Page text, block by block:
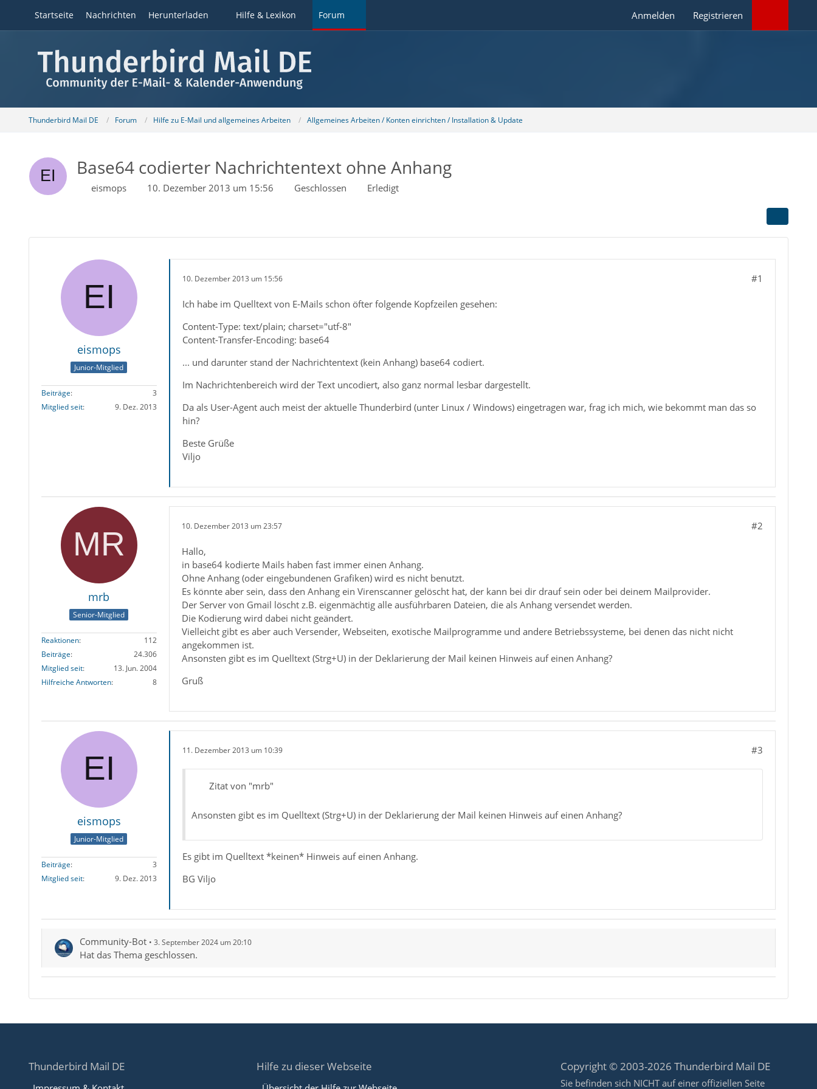
Startseite Nachrichten Herunterladen Hilfe & Lexikon Forum Anmelden Registrieren
Thunderbird Mail DE Forum Hilfe zu E-Mail und allgemeines Arbeiten Allgemeines Arbeiten / Konten einrichten / Installation & Update
Base64 codierter Nachrichtentext ohne Anhang
eismops 10. Dezember 2013 um 15:56 Geschlossen Erledigt
eismops
Junior-Mitglied
Beiträge
3
Mitglied seit
9. Dez. 2013
10. Dezember 2013 um 15:56 #1
Ich habe im Quelltext von E-Mails schon öfter folgende Kopfzeilen gesehen:
Content-Type: text/plain; charset="utf-8"
Content-Transfer-Encoding: base64
... und darunter stand der Nachrichtentext (kein Anhang) base64 codiert.
Im Nachrichtenbereich wird der Text uncodiert, also ganz normal lesbar dargestellt.
Da als User-Agent auch meist der aktuelle Thunderbird (unter Linux / Windows) eingetragen war, frag ich mich, wie bekommt man das so
hin?
Beste Grüße
Viljo
mrb
Senior-Mitglied
Reaktionen
112
Beiträge
24.306
Mitglied seit
13. Jun. 2004
Hilfreiche Antworten
8
10. Dezember 2013 um 23:57 #2
Hallo,
in base64 kodierte Mails haben fast immer einen Anhang.
Ohne Anhang (oder eingebundenen Grafiken) wird es nicht benutzt.
Es könnte aber sein, dass den Anhang ein Virenscanner gelöscht hat, der kann bei dir drauf sein oder bei deinem Mailprovider.
Der Server von Gmail löscht z.B. eigenmächtig alle ausführbaren Dateien, die als Anhang versendet werden.
Die Kodierung wird dabei nicht geändert.
Vielleicht gibt es aber auch Versender, Webseiten, exotische Mailprogramme und andere Betriebssysteme, bei denen das nicht nicht
angekommen ist.
Ansonsten gibt es im Quelltext (Strg+U) in der Deklarierung der Mail keinen Hinweis auf einen Anhang?
Gruß
eismops
Junior-Mitglied
Beiträge
3
Mitglied seit
9. Dez. 2013
11. Dezember 2013 um 10:39 #3
Zitat von "mrb"
Ansonsten gibt es im Quelltext (Strg+U) in der Deklarierung der Mail keinen Hinweis auf einen Anhang?
Es gibt im Quelltext *keinen* Hinweis auf einen Anhang.
BG Viljo
Community-Bot 3. September 2024 um 20:10
Hat das Thema geschlossen.
Thunderbird Mail DE Hilfe zu dieser Webseite Copyright © 2003-2026 Thunderbird Mail DE
Sie befinden sich NICHT auf einer offiziellen Seite